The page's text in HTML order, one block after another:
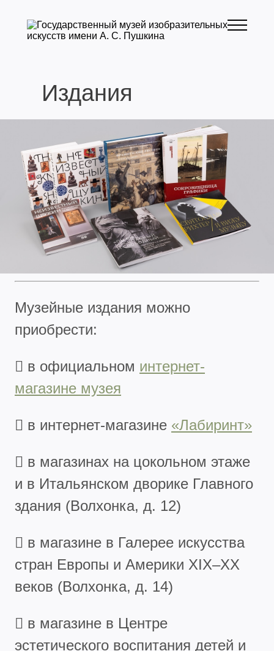
Издания
Музейные издания можно
приобрести:
 в официальном интернет-
магазине музея
 в интернет-магазине «Лабиринт»
 в магазинах на цокольном этаже
и в Итальянском дворике Главного
здания (Волхонка, д. 12)
 в магазине в Галерее искусства
стран Европы и Америки XIX–XX
веков (Волхонка, д. 14)
 в магазине в Центре
эстетического воспитания детей и